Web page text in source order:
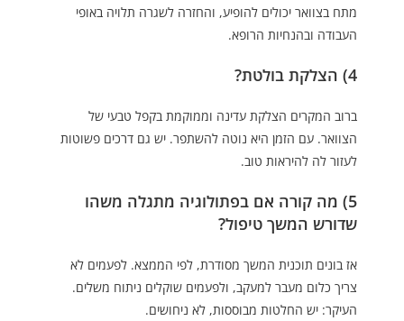
מתח בצוואר יכולים להופיע, והחזרה לשגרה תלויה באופי
העבודה ובהנחיות הרופא.
4) הצלקת בולטת?
ברוב המקרים הצלקת עדינה וממוקמת בקפל טבעי של
הצוואר. עם הזמן היא נוטה להשתפר. יש גם דרכים פשוטות
לעזור לה להיראות טוב.
5) מה קורה אם בפתולוגיה מתגלה משהו
שדורש המשך טיפול?
אז בונים תוכנית המשך מסודרת, לפי הממצא. לפעמים לא
צריך כלום מעבר למעקב, ולפעמים שוקלים ניתוח משלים.
העיקר: יש החלטות מבוססות, לא ניחושים.